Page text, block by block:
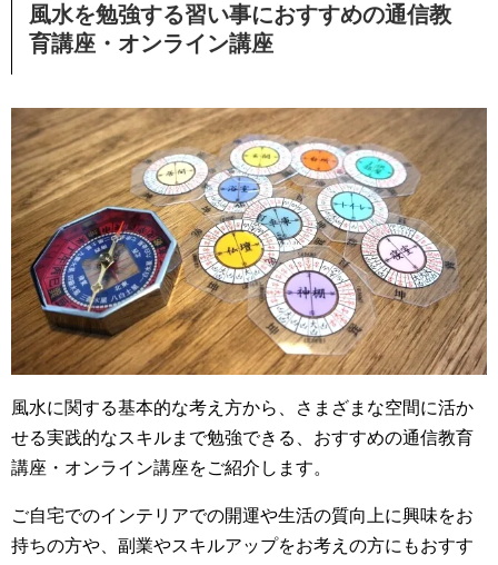
風水を勉強する習い事におすすめの通信教
育講座・オンライン講座
風水に関する基本的な考え方から、さまざまな空間に活か
せる実践的なスキルまで勉強できる、おすすめの通信教育
講座・オンライン講座をご紹介します。
ご自宅でのインテリアでの開運や生活の質向上に興味をお
持ちの方や、副業やスキルアップをお考えの方にもおすす